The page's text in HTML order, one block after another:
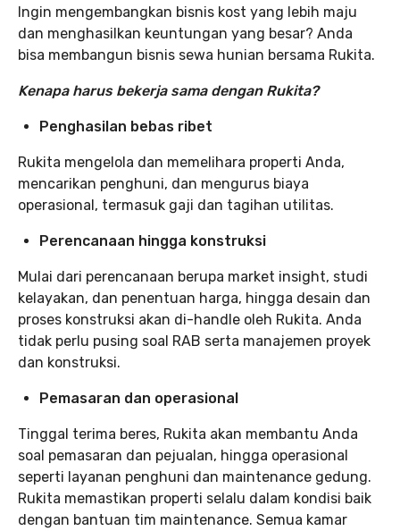
Ingin mengembangkan bisnis kost yang lebih maju
dan menghasilkan keuntungan yang besar? Anda
bisa membangun bisnis sewa hunian bersama Rukita.
Kenapa harus bekerja sama dengan Rukita?
Penghasilan bebas ribet
Rukita mengelola dan memelihara properti Anda,
mencarikan penghuni, dan mengurus biaya
operasional, termasuk gaji dan tagihan utilitas.
Perencanaan hingga konstruksi
Mulai dari perencanaan berupa market insight, studi
kelayakan, dan penentuan harga, hingga desain dan
proses konstruksi akan di-handle oleh Rukita. Anda
tidak perlu pusing soal RAB serta manajemen proyek
dan konstruksi.
Pemasaran dan operasional
Tinggal terima beres, Rukita akan membantu Anda
soal pemasaran dan pejualan, hingga operasional
seperti layanan penghuni dan maintenance gedung.
Rukita memastikan properti selalu dalam kondisi baik
dengan bantuan tim maintenance. Semua kamar